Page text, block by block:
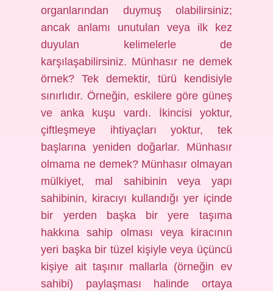
organlarından duymuş olabilirsiniz;
ancak anlamı unutulan veya ilk kez
duyulan kelimelerle de
karşılaşabilirsiniz. Münhasır ne demek
örnek? Tek demektir, türü kendisiyle
sınırlıdır. Örneğin, eskilere göre güneş
ve anka kuşu vardı. İkincisi yoktur,
çiftleşmeye ihtiyaçları yoktur, tek
başlarına yeniden doğarlar. Münhasır
olmama ne demek? Münhasır olmayan
mülkiyet, mal sahibinin veya yapı
sahibinin, kiracıyı kullandığı yer içinde
bir yerden başka bir yere taşıma
hakkına sahip olması veya kiracının
yeri başka bir tüzel kişiyle veya üçüncü
kişiye ait taşınır mallarla (örneğin ev
sahibi) paylaşması halinde ortaya